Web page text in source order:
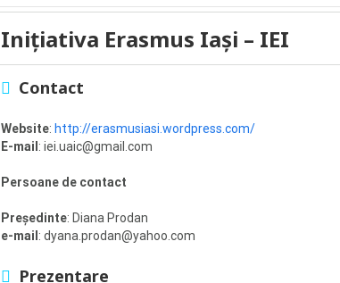
Inițiativa Erasmus Iași – IEI
Contact
Website: http://erasmusiasi.wordpress.com/
E-mail : iei.uaic@gmail.com
Persoane de contact
Președinte: Diana Prodan
e-mail : dyana.prodan@yahoo.com
Prezentare